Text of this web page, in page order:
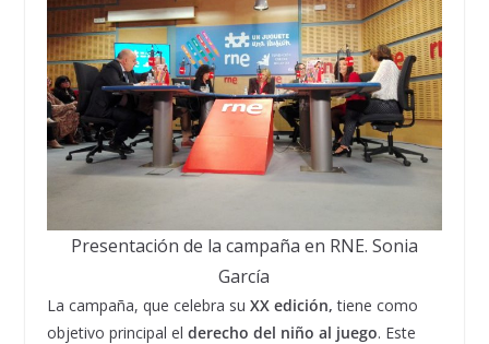
Presentación de la campaña en RNE. Sonia
García
La campaña, que celebra su XX edición, tiene como
objetivo principal el derecho del niño al juego. Este